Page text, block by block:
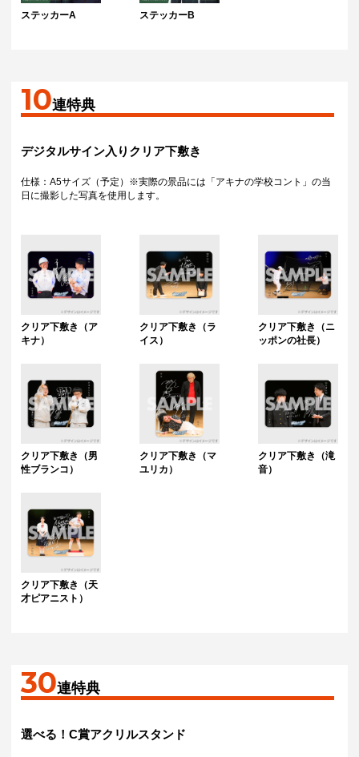
ステッカーA ステッカーB
10連特典
デジタルサイン入りクリア下敷き
仕様：A5サイズ（予定）※実際の景品には「アキナの学校コント」の当
日に撮影した写真を使用します。
クリア下敷き（ア
キナ）
クリア下敷き（ラ
イス）
クリア下敷き（ニ
ッポンの社長）
クリア下敷き（男
性ブランコ）
クリア下敷き（マ
ユリカ）
クリア下敷き（滝
音）
クリア下敷き（天
才ピアニスト）
30連特典
選べる！C賞アクリルスタンド